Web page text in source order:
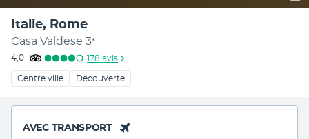
Italie, Rome
Casa Valdese 3*
4,0 178 avis
Centre ville Découverte
AVEC TRANSPORT